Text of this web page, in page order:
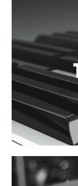
Melodica
Saxofon
Trompeta
Tuba
Otros
Cañuelas
Mantenimiento
Fajas y